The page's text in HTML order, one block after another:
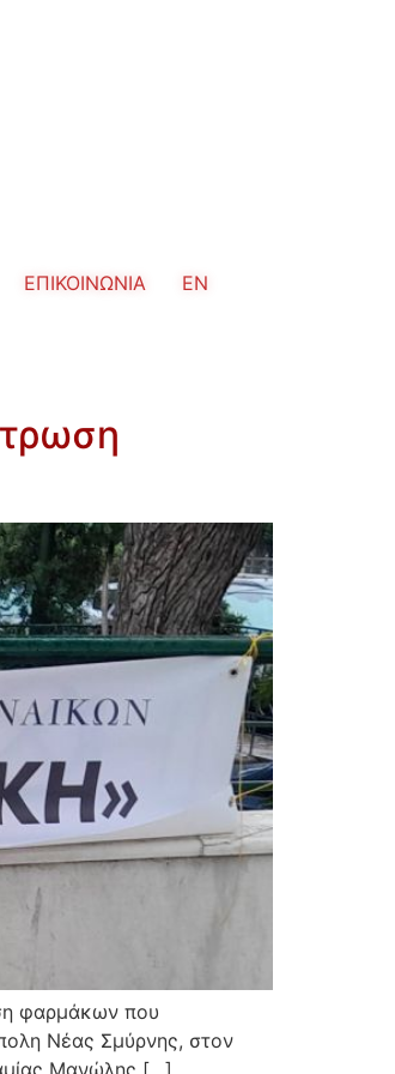
ΕΠΙΚΟΙΝΩΝΙΑ EN
φαρμάκων που
Νέας Σμύρνης, στον
Μανώλης […]